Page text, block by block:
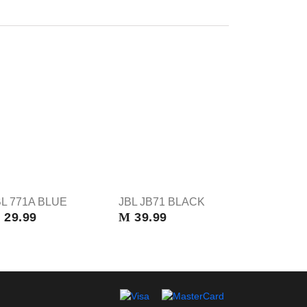
771A BLUE
29.99
JBL JB71 BLACK
M 39.99